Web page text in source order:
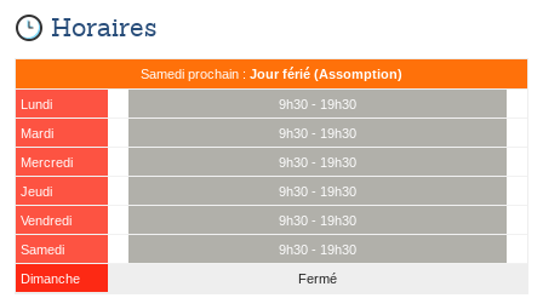
Horaires
Samedi prochain : Jour férié (Assomption)
Lundi
9h30 - 19h30
Mardi
9h30 - 19h30
Mercredi
9h30 - 19h30
Jeudi
9h30 - 19h30
Vendredi
9h30 - 19h30
Samedi
9h30 - 19h30
Dimanche
Fermé